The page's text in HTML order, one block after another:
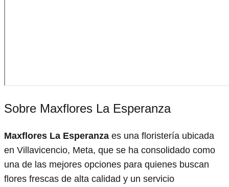
Sobre Maxflores La Esperanza
Maxflores La Esperanza es una floristería ubicada
en Villavicencio, Meta, que se ha consolidado como
una de las mejores opciones para quienes buscan
flores frescas de alta calidad y un servicio